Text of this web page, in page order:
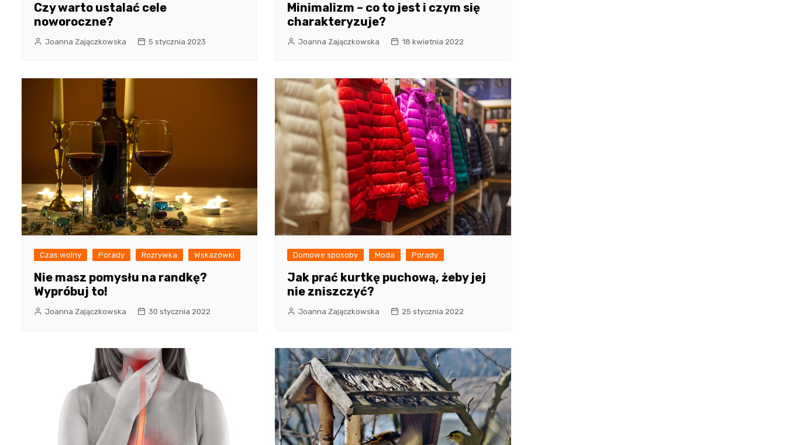
Czy warto ustalać cele
noworoczne?
Joanna Zajączkowska 5 stycznia 2023
Minimalizm – co to jest i czym się
charakteryzuje?
Joanna Zajączkowska 18 kwietnia 2022
Czas wolny Porady Rozrywka Wskazówki
Nie masz pomysłu na randkę?
Wypróbuj to!
Joanna Zajączkowska 30 stycznia 2022
Domowe sposoby Moda Porady
Jak prać kurtkę puchową, żeby jej
nie zniszczyć?
Joanna Zajączkowska 25 stycznia 2022